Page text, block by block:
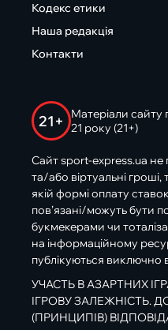
Кодекс етики
Наша редакція
Контакти
21+
Матеріали сайту
21 року (21+)
Сайт sport-express.ua не
та/або віртуальні
якій формі оплату
пов’язані/можуть бути
букмекерами чи
на інформаційному
публікуються виключно
УЧАСТЬ В АЗАРТНИХ
ІГРОВУ ЗАЛЕЖНІСТЬ.
(ПРИНЦИПІВ)